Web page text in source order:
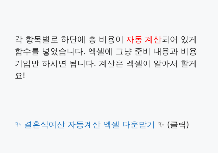
각 항목별로 하단에 총 비용이 자동 계산되어 있게
함수를 넣었습니다. 엑셀에 그냥 준비 내용과 비용
기입만 하시면 됩니다. 계산은 엑셀이 알아서 할게
요!
✨ 결혼식예산 자동계산 엑셀 다운받기 ✨ (클릭)